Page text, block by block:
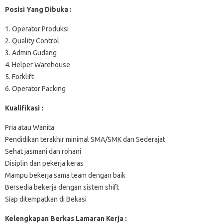
Posisi Yang Dibuka :
1. Operator Produksi
2. Quality Control
3. Admin Gudang
4. Helper Warehouse
5. Forklift
6. Operator Packing
Kualifikasi :
Pria atau Wanita
Pendidikan terakhir minimal SMA/SMK dan Sederajat
Sehat jasmani dan rohani
Disiplin dan pekerja keras
Mampu bekerja sama team dengan baik
Bersedia bekerja dengan sistem shift
Siap ditempatkan di Bekasi
Kelengkapan Berkas Lamaran Kerja :